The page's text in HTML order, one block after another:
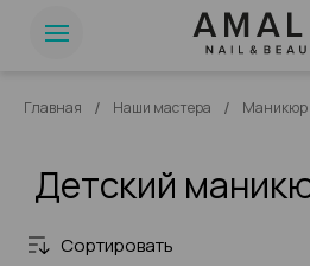
Главная / Наши мастера / Маникюр
Детский
Сортировать